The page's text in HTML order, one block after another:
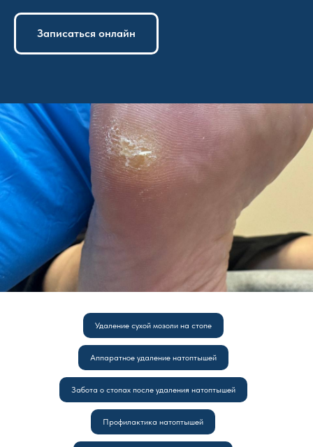
Записаться онлайн
Удаление сухой мозоли на стопе
Аппаратное удаление натоптышей
Забота о стопах после удаления натоптышей
Профилактика натоптышей